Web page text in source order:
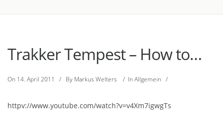
Trakker Tempest – How to…
On 14. April 2011 / By Markus Welters / In Allgemein /
httpv://www.youtube.com/watch?v=v4Xm7igwgTs